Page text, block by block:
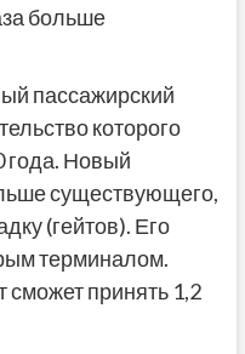
больше
пассажирский
которого
года. Новый
существующего,
(гейтов). Его
терминалом.
сможет принять 1,2